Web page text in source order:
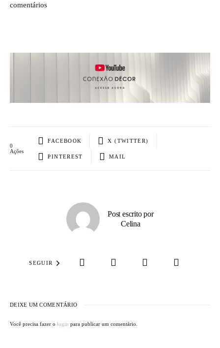
comentários
0
Ações
FACEBOOK X (TWITTER)
PINTEREST MAIL
Post escrito por
Celina
SEGUIR
DEIXE UM COMENTÁRIO
Você precisa fazer o login para publicar um comentário.